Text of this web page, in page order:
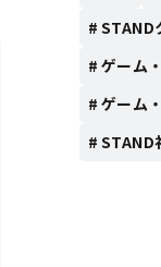
STAND
ゲーム
ゲーム
STAND